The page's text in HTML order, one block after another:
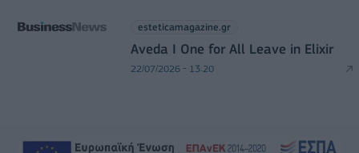
esteticamagazine.gr
Aveda I One for All Leave in Elixir
22/07/2026 - 13:20